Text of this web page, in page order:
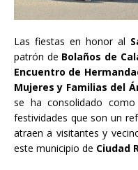
Las fiestas en honor al
patrón de Bolaños de
Encuentro de
Mujeres y Familias del
se ha consolidado
festividades que son un
atraen a visitantes y
este municipio de Ciudad